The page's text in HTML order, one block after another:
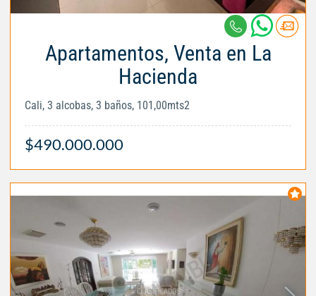
Apartamentos, Venta en La
Hacienda
Cali, 3 alcobas, 3 baños, 101,00mts2
$490.000.000